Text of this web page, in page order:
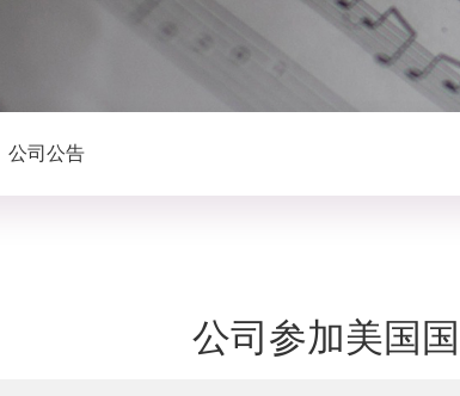
公司公告
公司参加美国